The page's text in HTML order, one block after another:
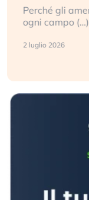
Perché gli
ogni campo (…)
2 luglio 2026